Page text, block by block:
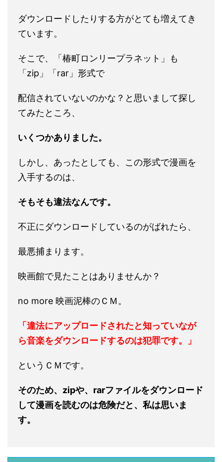
ダウンロードしたりする方がとても増えてき
ています。
そこで、「椿町ロンリープラネット」も
「zip」「rar」形式で
配信されていないのかな？と思いまして探し
てみたところ、
いくつかありました。
しかし、あったとしても、この形式で漫画を
入手するのは、
そもそも違法なんです。
不正にダウンロードしているのがばれたら、
最悪捕まります。
映画館で見たことはありませんか？
no more 映画泥棒のＣＭ。
「違法にアップロードされたと知っていなが
ら音楽をダウンロードするのは犯罪です。」
というＣＭです。
そのため、zipや、rarファイルをダウンロード
して漫画を読むのは危険だと、私は思いま
す。